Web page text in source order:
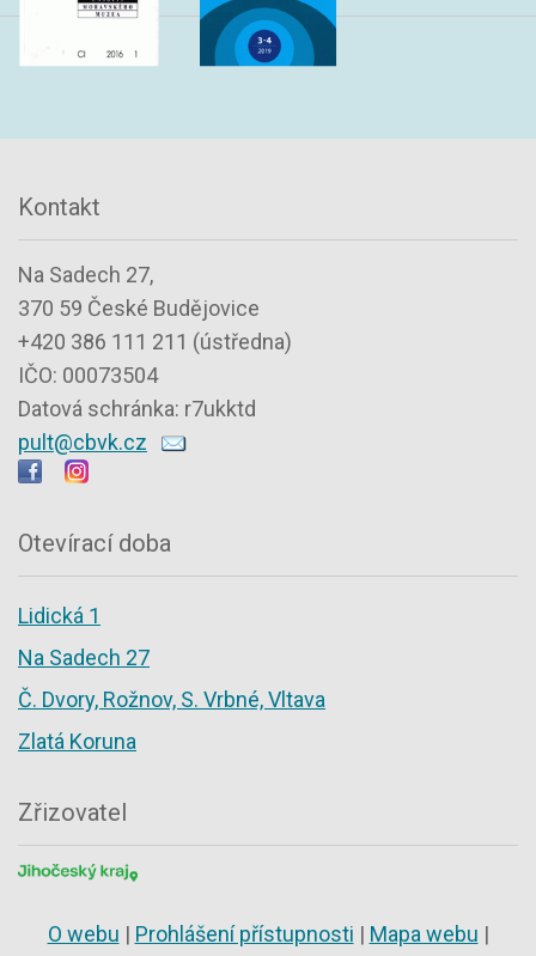
Kontakt
Na Sadech 27,
370 59 České Budějovice
+420 386 111 211 (ústředna)
IČO: 00073504
Datová schránka: r7ukktd
pult@cbvk.cz
Otevírací doba
Lidická 1
Na Sadech 27
Č. Dvory, Rožnov, S. Vrbné, Vltava
Zlatá Koruna
Zřizovatel
O webu | Prohlášení přístupnosti | Mapa webu |